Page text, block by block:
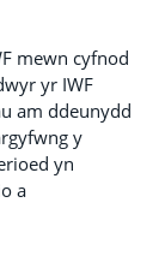
mewn cyfnod
yr IWF
am ddeunydd
y
yn
a